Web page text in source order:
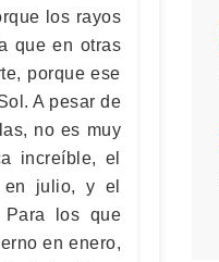
los rayos
que en otras
porque ese
A pesar de
no es muy
increíble, el
julio, y el
los que
en enero,